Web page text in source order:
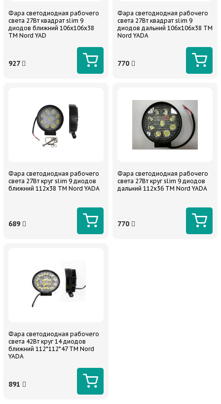
Фара светодиодная рабочего
света 27Вт квадрат slim 9
диодов ближний 106х106х38
TM Nord YAD
927
Фара светодиодная рабочего
света 27Вт квадрат slim 9
диодов дальний 106х106х38 TM
Nord YADA
770
Фара светодиодная рабочего
света 27Вт круг slim 9 диодов
ближний 112х38 ТМ Nord YADA
689
Фара светодиодная рабочего
света 27Вт круг slim 9 диодов
дальний 112х36 ТМ Nord YADA
770
Фара светодиодная рабочего
света 42Вт круг 14 диодов
ближний 112*112*47 TM Nord
YADA
891